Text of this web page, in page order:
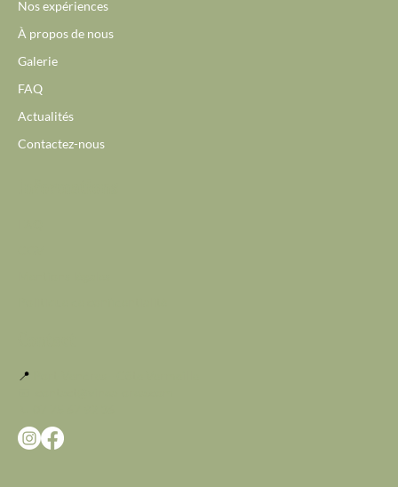
Nos expériences
À propos de nous
Galerie
FAQ
Actualités
Contactez-nous
📍